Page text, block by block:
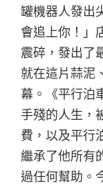
罐機器人發出
會追上你！」
震碎，發出了
就在這片蒜泥
幕。《平行泊
手殘的人生，
費，以及平行
繼承了他所有
過任何幫助。